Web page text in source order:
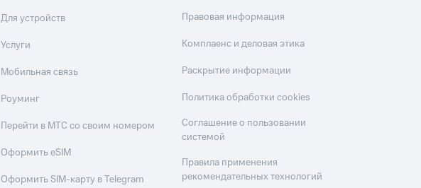
Для устройств
Услуги
Мобильная связь
Роуминг
Перейти в МТС со своим номером
Оформить eSIM
Оформить SIM-карту в Telegram
Правовая информация
Комплаенс и деловая этика
Раскрытие информации
Политика обработки cookies
Соглашение о пользовании
системой
Правила применения
рекомендательных технологий